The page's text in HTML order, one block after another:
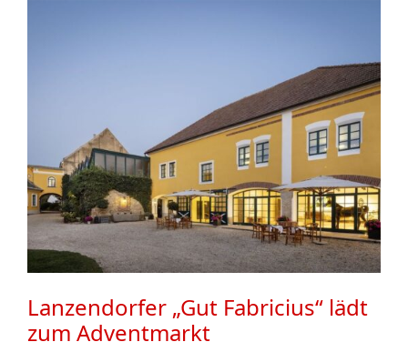
Lanzendorfer „Gut Fabricius“ lädt
zum Adventmarkt